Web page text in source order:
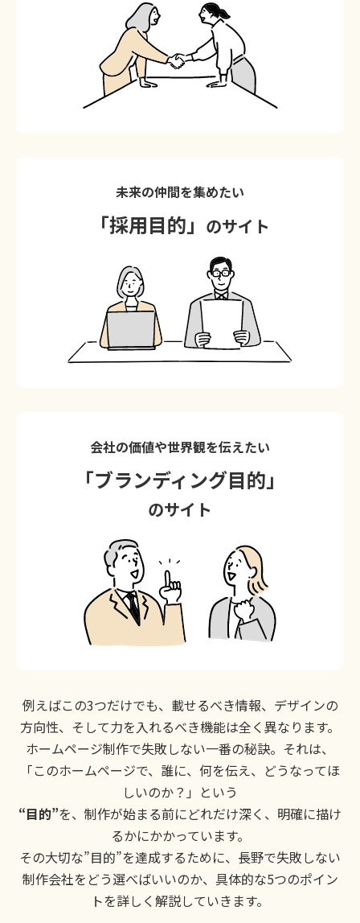
未来の仲間を集めたい
「採用目的」 のサイト
会社の価値や世界観を伝えたい
「ブランディング目的」
のサイト
例えばこの3つだけでも、載せるべき情報、デザインの
方向性、そして力を入れるべき機能は全く異なります。
ホームページ制作で失敗しない一番の秘訣。それは、
「このホームページで、誰に、何を伝え、どうなってほ
しいのか？」という
“目的”を、制作が始まる前にどれだけ深く、明確に描け
るかにかかっています。
その大切な”目的”を達成するために、長野で失敗しない
制作会社をどう選べばいいのか、具体的な5つのポイン
トを詳しく解説していきます。